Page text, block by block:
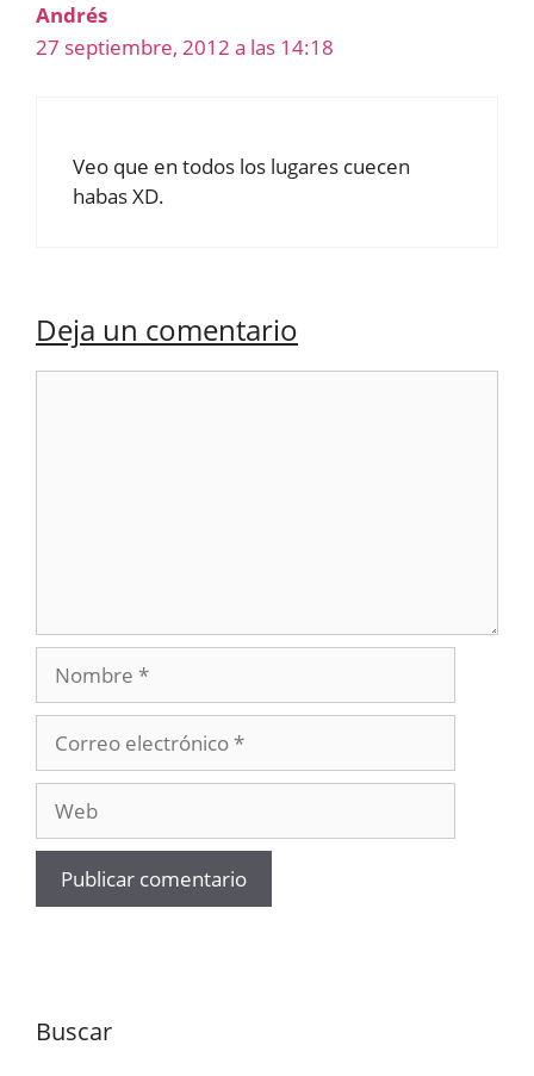
Andrés
27 septiembre, 2012 a las 14:18
Veo que en todos los lugares cuecen
habas XD.
Deja un comentario
Nombre
electrónico
Buscar